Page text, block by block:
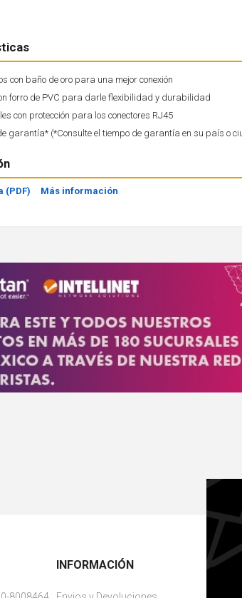
con baño de oro para una mejor conexión
forro de PVC para darle flexibilidad y durabilidad
con protección para los conectores RJ45
garantía* (*Consulte el tiempo de garantía en su país o
(PDF) Más información
INFORMACIÓN